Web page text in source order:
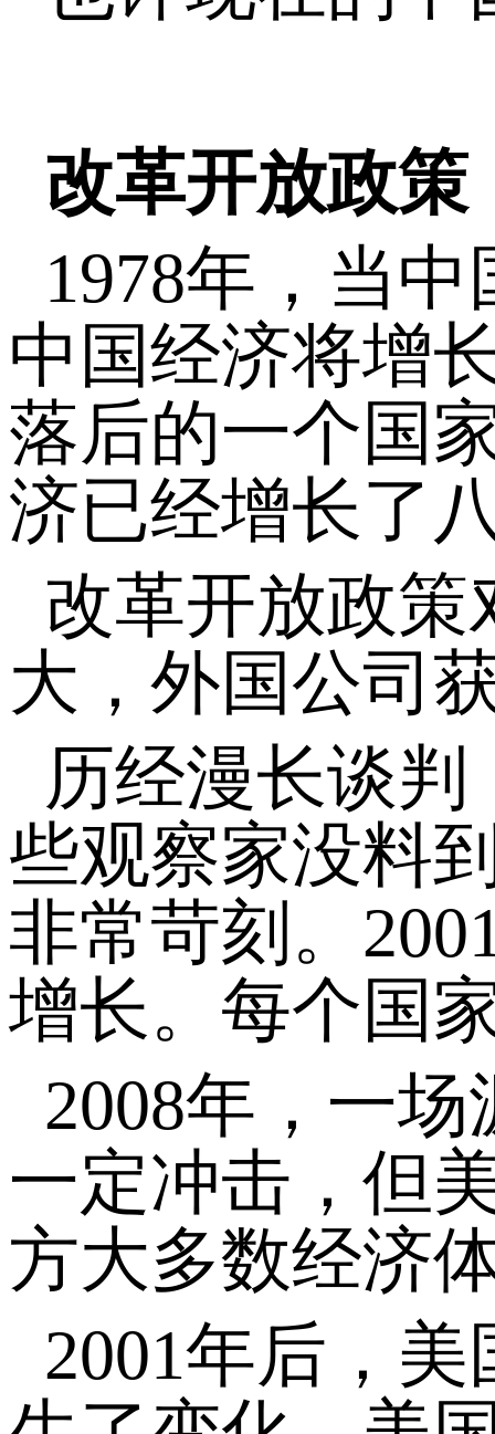
改革开放政策
1978年，当
中国经济将增
落后的一个国
济已经增长了
改革开放政
大，外国公司
历经漫长谈判
些观察家没料
非常苛刻。
增长。每个国
2008年，一
一定冲击，但
方大多数经济
2001年后，